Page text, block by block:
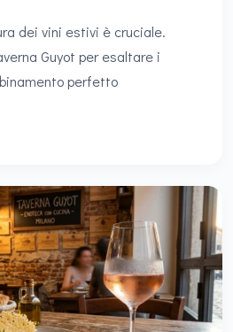
dei vini estivi è cruciale.
Guyot per esaltare i
perfetto